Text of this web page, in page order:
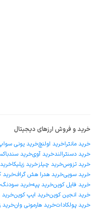
خرید و فروش ارزهای دیجیتال
خرید مانتراخرید اولنچخرید یونی
خرید دسنترالندخرید آویخرید
خرید تزوسخرید چیلزخرید زیلیکاخرید
خرید سوییخرید هدرا هش گرافخرید
خرید فایل کوینخرید پپهخرید سودنگ
خرید انجین کوینخرید ایپ کوینخرید
خرید پولکاداتخرید هارمونی وان